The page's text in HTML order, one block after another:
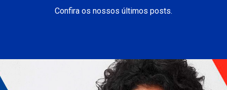
Confira os nossos últimos posts.